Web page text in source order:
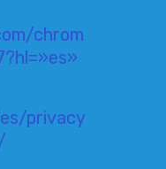
chrom
privacy